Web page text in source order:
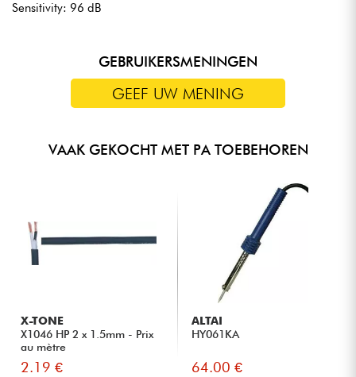
Sensitivity: 96 dB
GEBRUIKERSMENINGEN
GEEF UW MENING
VAAK GEKOCHT MET PA TOEBEHOREN
X-TONE
X1046 HP 2 x 1.5mm - Prix
au mètre
2.19 €
ALTAI
HY061KA
64.00 €